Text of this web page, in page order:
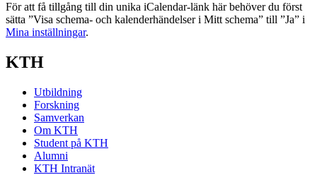
För att få tillgång till din unika iCalendar-länk här behöver du först
sätta ”Visa schema- och kalenderhändelser i Mitt schema” till ”Ja” i
Mina inställningar.
KTH
Utbildning
Forskning
Samverkan
Om KTH
Student på KTH
Alumni
KTH Intranät